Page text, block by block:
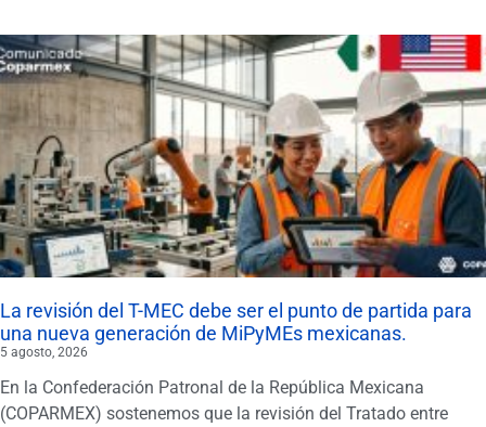
La revisión del T-MEC debe ser el punto de partida para
una nueva generación de MiPyMEs mexicanas.
5 agosto, 2026
En la Confederación Patronal de la República Mexicana
(COPARMEX) sostenemos que la revisión del Tratado entre